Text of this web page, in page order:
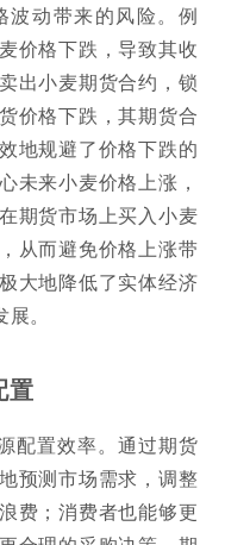
波动带来的风险。例
价格下跌，导致其收
出小麦期货合约，锁
价格下跌，其期货合
地规避了价格下跌的
未来小麦价格上涨，
期货市场上买入小麦
从而避免价格上涨带
大地降低了实体经济
。
置
配置效率。通过期货
预测市场需求，调整
费；消费者也能够更